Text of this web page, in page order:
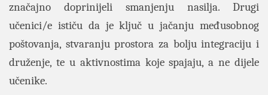
značajno doprinijeli smanjenju nasilja. Drugi
učenici/e ističu da je ključ u jačanju međusobnog
poštovanja, stvaranju prostora za bolju integraciju i
druženje, te u aktivnostima koje spajaju, a ne dijele
učenike.